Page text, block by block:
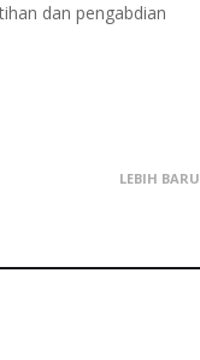
dan pengabdian
LEBIH BARU